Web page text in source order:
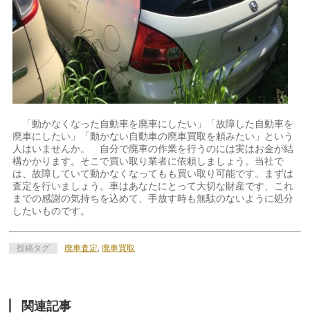
「動かなくなった自動車を廃車にしたい」「故障した自動車を
廃車にしたい」「動かない自動車の廃車買取を頼みたい」という
人はいませんか。 自分で廃車の作業を行うのには実はお金が結
構かかります。そこで買い取り業者に依頼しましょう。当社で
は、故障していて動かなくなってもも買い取り可能です。まずは
査定を行いましょう。車はあなたにとって大切な財産です、これ
までの感謝の気持ちを込めて、手放す時も無駄のないように処分
したいものです。
投稿タグ 廃車査定,廃車買取
関連記事